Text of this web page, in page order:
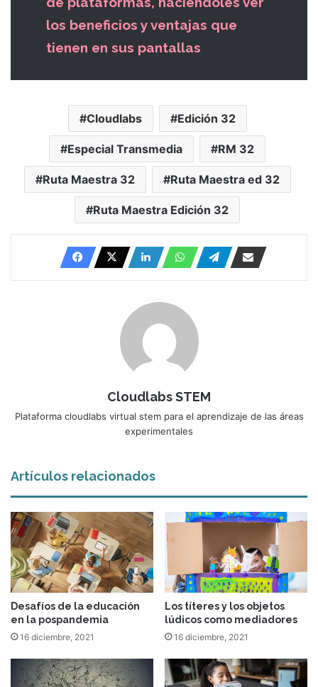
los beneficios y ventajas que
tienen en sus pantallas
Cloudlabs Edición 32
Especial Transmedia RM 32
Ruta Maestra 32 Ruta Maestra ed 32
Ruta Maestra Edición 32
Cloudlabs STEM
Plataforma cloudlabs virtual stem para el aprendizaje de las áreas
experimentales
Artículos relacionados
Desafíos de la educación
en la pospandemia
16 diciembre, 2021
Los títeres y los objetos
lúdicos como mediadores
16 diciembre, 2021